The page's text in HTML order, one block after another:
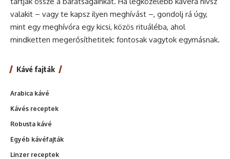
valakit – vagy te kapsz ilyen meghívást –, gondolj rá úgy,
mint egy meghívóra egy kicsi, közös rituáléba, ahol
mindketten megerősíthetitek: fontosak vagytok egymásnak.
Kávé fajták
Arabica kávé
Kávés receptek
Robusta kávé
Egyéb kávéfajták
Linzer receptek